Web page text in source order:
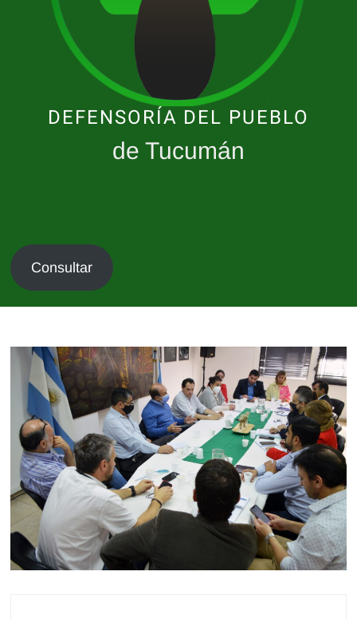
DEFENSORÍA DEL PUEBLO
de Tucumán
Consultar